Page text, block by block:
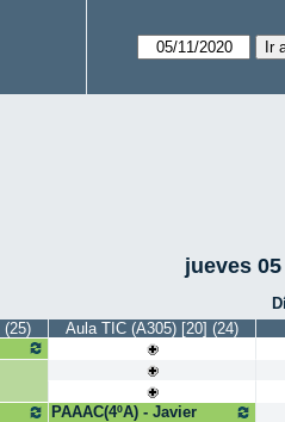
jueves
(25) Aula TIC (A305) [20] (24)
PAAAC(4ºA) - Javier